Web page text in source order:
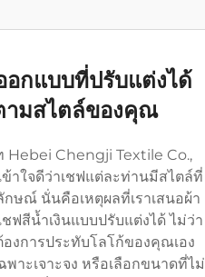
อกแบบที่ปรับแต่งได้
ามสไตล์ของคุณ
Hebei Chengji Textile Co.,
ข้าใจดีว่าเชฟแต่ละท่านมีสไตล์ที่
กษณ์ นั่นคือเหตุผลที่เราเสนอผ้า
ชฟสีน้ำเงินแบบปรับแต่งได้ ไม่ว่า
งการประทับโลโก้ของคุณเอง
พาะเจาะจง หรือเลือกขนาดที่ไม่